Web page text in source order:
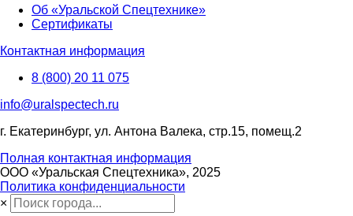
Об «Уральской Спецтехнике»
Сертификаты
Контактная информация
8 (800) 20 11 075
info@uralspectech.ru
г. Екатеринбург, ул. Антона Валека, стр.15, помещ.2
Полная контактная информация
ООО «Уральская Спецтехника», 2025
Политика конфиденциальности
×